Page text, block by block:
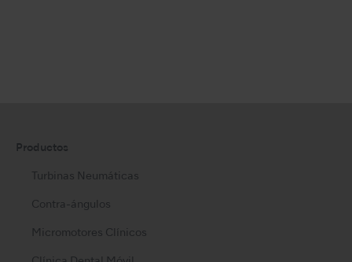
Productos
Turbinas Neumáticas
Contra-ángulos
Micromotores Clínicos